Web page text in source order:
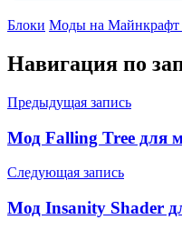
Блоки Моды на Майнкрафт
Навигация по
Предыдущая запись
Мод Falling Tree для
Следующая запись
Мод Insаnity Shаder